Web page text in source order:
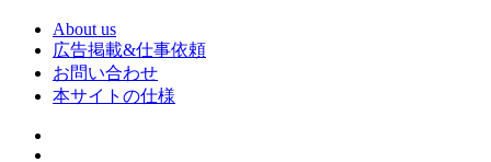
About us
広告掲載&仕事依頼
お問い合わせ
本サイトの仕様